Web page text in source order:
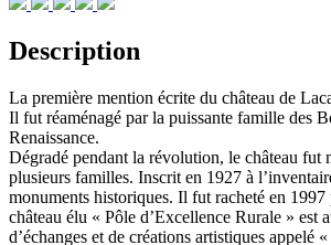
Description
La première mention écrite du château de
Il fut réaménagé par la puissante famille des
Renaissance.
Dégradé pendant la révolution, le château fut
plusieurs familles. Inscrit en 1927 à
monuments historiques. Il fut racheté en
château élu « Pôle d’Excellence Rurale » est
d’échanges et de créations artistiques appelé